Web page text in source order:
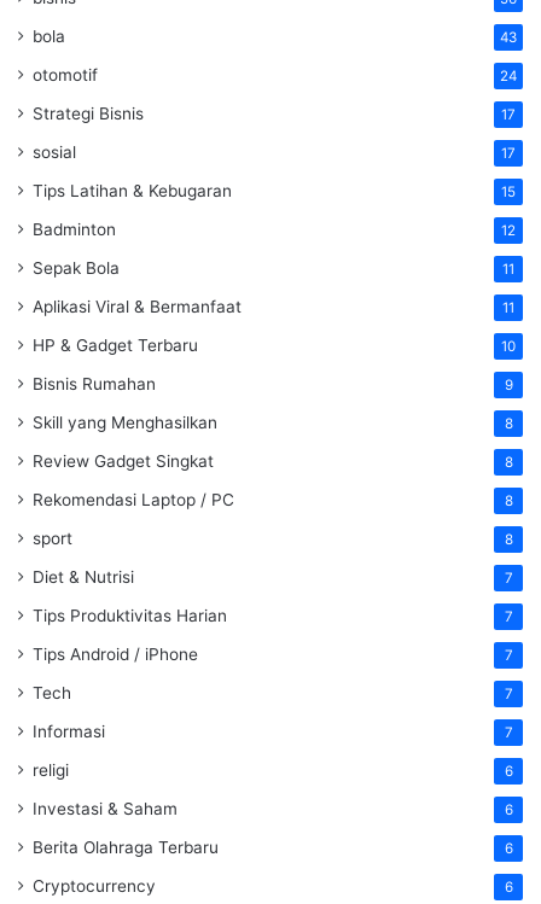
bola 43
otomotif 24
Strategi Bisnis 17
sosial 17
Tips Latihan & Kebugaran 15
Badminton 12
Sepak Bola 11
Aplikasi Viral & Bermanfaat 11
HP & Gadget Terbaru 10
Bisnis Rumahan 9
Skill yang Menghasilkan 8
Review Gadget Singkat 8
Rekomendasi Laptop / PC 8
sport 8
Diet & Nutrisi 7
Tips Produktivitas Harian 7
Tips Android / iPhone 7
Tech 7
Informasi 7
religi 6
Investasi & Saham 6
Berita Olahraga Terbaru 6
Cryptocurrency 6